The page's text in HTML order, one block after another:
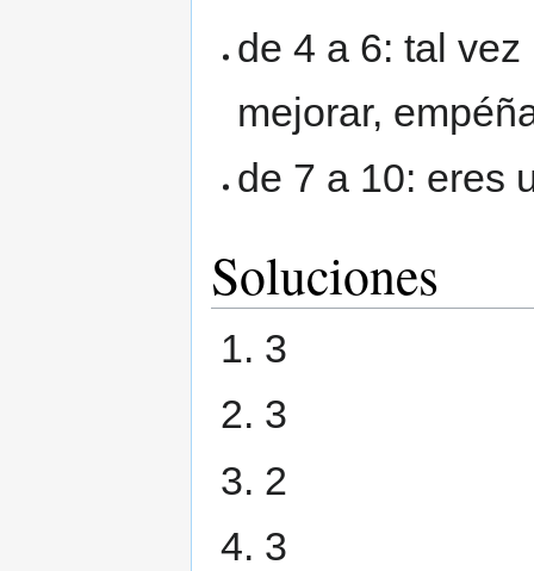
de 4 a 6: tal
mejorar,
de 7 a 10: eres
Soluciones
3
3
2
3